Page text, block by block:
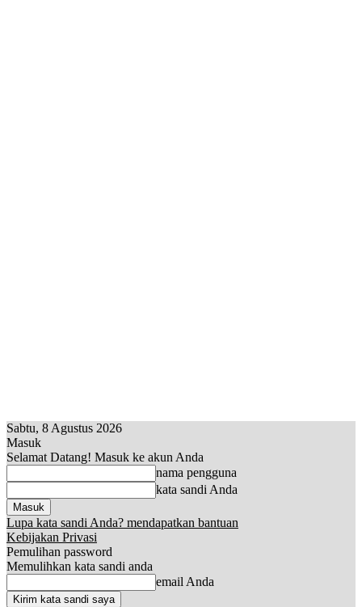
Sabtu, 8 Agustus 2026
Masuk
Selamat Datang! Masuk ke akun Anda
nama pengguna
kata sandi Anda
Lupa kata sandi Anda? mendapatkan bantuan
Kebijakan Privasi
Pemulihan password
Memulihkan kata sandi anda
email Anda